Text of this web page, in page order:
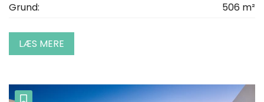
Grund:
506 m²
LÆS MERE